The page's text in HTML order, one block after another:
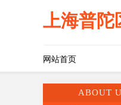
上海普陀
网站首页
ABOUT